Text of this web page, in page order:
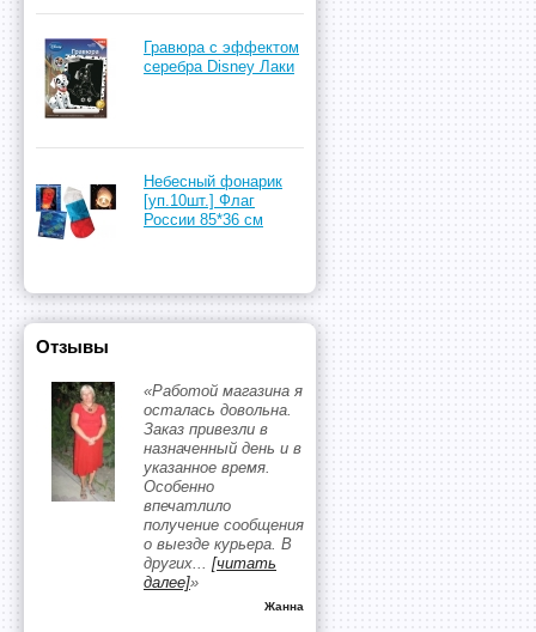
Гравюра с эффектом
серебра Disney Лаки
Небесный фонарик
[уп.10шт.] Флаг
России 85*36 см
Отзывы
«Работой магазина я
осталась довольна.
Заказ привезли в
назначенный день и в
указанное время.
Особенно
впечатлило
получение сообщения
о выезде курьера. В
других... [читать
далее]»
Жанна